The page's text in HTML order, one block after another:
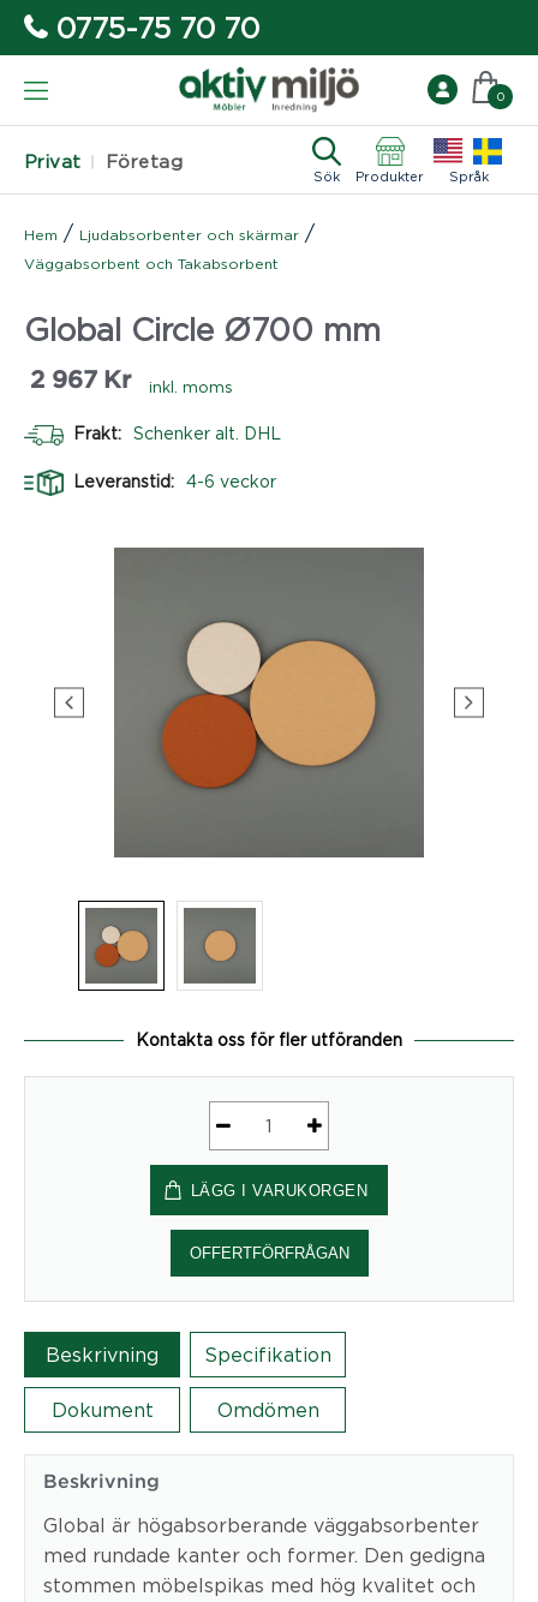
0775-75 70 70
Privat Företag
Sök Produkter Språk
0
Hem / Ljudabsorbenter och skärmar /
Väggabsorbent och Takabsorbent
Global Circle Ø700 mm
2 967 Kr inkl. moms
Frakt: Schenker alt. DHL
Leveranstid: 4-6 veckor
Kontakta oss för fler utföranden
Global
Circle
Ø700
mm
mängd
LÄGG I VARUKORGEN
OFFERTFÖRFRÅGAN
Beskrivning Specifikation
Dokument Omdömen
Beskrivning
Global är högabsorberande väggabsorbenter
med rundade kanter och former. Den gedigna
stommen möbelspikas med hög kvalitet och